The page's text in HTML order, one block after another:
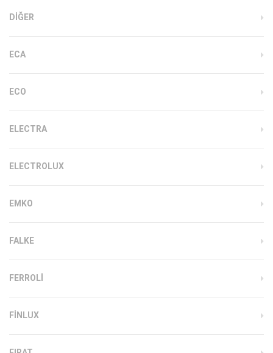
DIĞER
ECA
ECO
ELECTRA
ELECTROLUX
EMKO
FALKE
FERROLI
FINLUX